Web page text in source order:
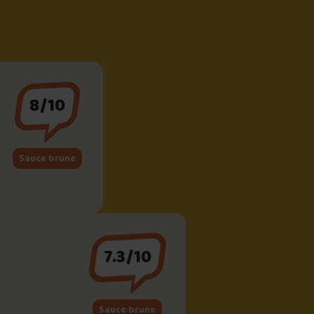
8/10
Sauce brune
7.3/10
Sauce brune